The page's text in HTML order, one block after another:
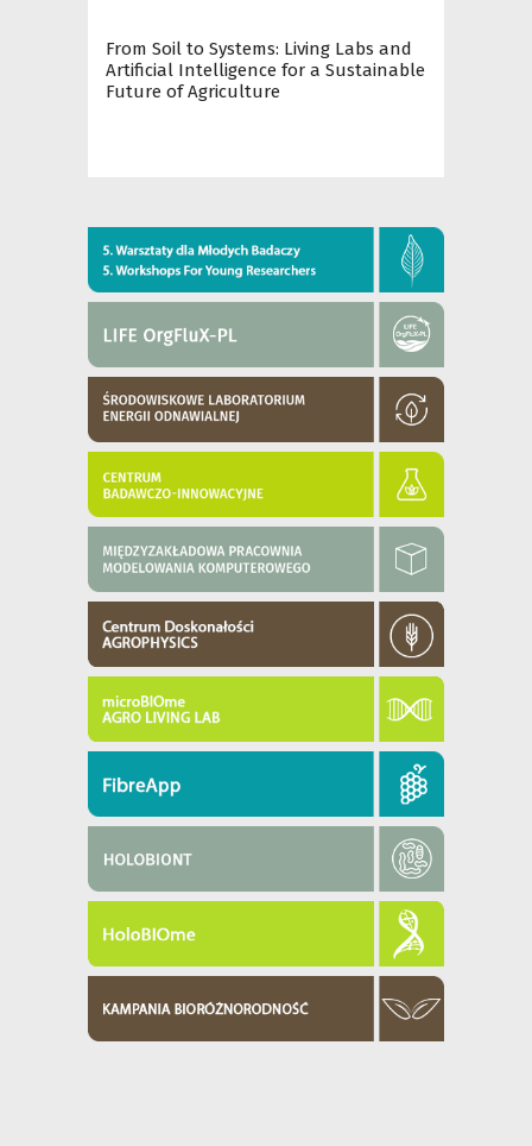
From Soil to Systems: Living Labs and
Artificial Intelligence for a Sustainable
Future of Agriculture